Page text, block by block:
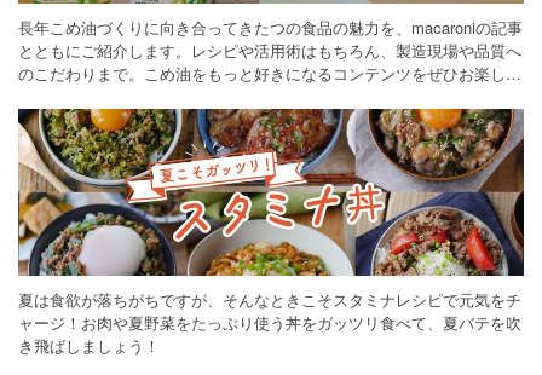
長年こめ油づくりに向き合ってきたつの食品の魅力を、macaroniの記事
とともにご紹介します。レシピや活用術はもちろん、製造現場や品質へ
のこだわりまで。こめ油をもっと好きになるコンテンツをぜひお楽しみ
夏は食欲が落ちがちですが、そんなときこそスタミナレシピで元気をチ
ャージ！お肉や夏野菜をたっぷり使う丼をガッツリ食べて、夏バテを吹
き飛ばしましょう！